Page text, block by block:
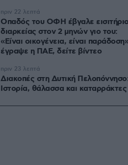
Οπαδός του ΟΦΗ έβγαλε
διαρκείας στον 2 μηνών γιο του:
«Είναι οικογένεια, είναι
έγραψε η ΠΑΕ, δείτε βίντεο
πριν 22 λεπτά
Διακοπές στη Δυτική
Ιστορία, θάλασσα και καταρράκτες
πριν 23 λεπτά